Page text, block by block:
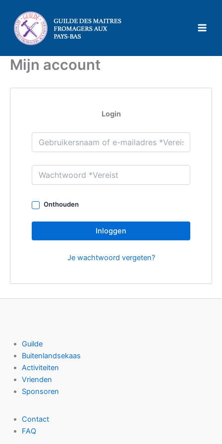
inhoud
Mijn account
Login
Onthouden
Inloggen
Je wachtwoord vergeten?
Guilde
Buitenlandsekaas
Activiteiten
Vrienden
Sponsoren
Contact
FAQ